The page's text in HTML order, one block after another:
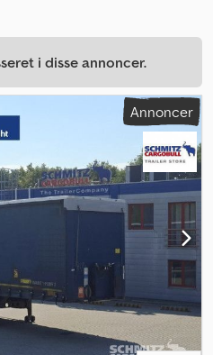
i disse annoncer.
Annoncer